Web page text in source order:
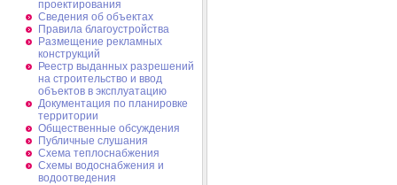
проектирования
Сведения об объектах
Правила благоустройства
Размещение рекламных
конструкций
Реестр выданных разрешений
на строительство и ввод
объектов в эксплуатацию
Документация по планировке
территории
Общественные обсуждения
Публичные слушания
Схема теплоснабжения
Схемы водоснабжения и
водоотведения